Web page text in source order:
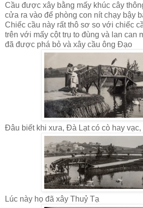
Cầu được xây bằng mấy khúc cây
cửa ra vào để phòng con nít chạy bậy
Chiếc cầu này rất thô sơ so với chiếc
trên với mấy cột trụ to đùng và lan can
đã được phá bỏ và xây cầu ông Đạo
Đâu biết khi xưa, Đà Lạt có cò hay vạc,
Lúc này họ đã xây Thuỷ Tạ